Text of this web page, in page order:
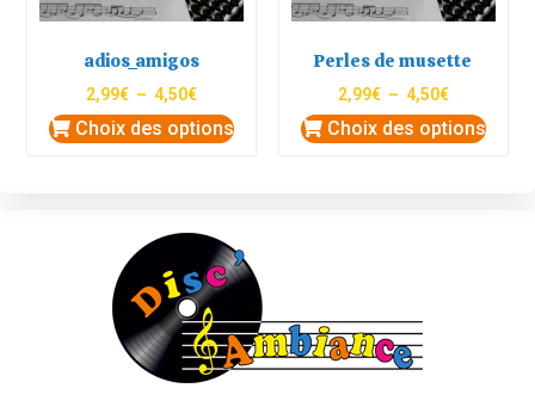
adios_amigos
2,99€ – 4,50€
Choix des options
Perles de musette
2,99€ – 4,50€
Choix des options